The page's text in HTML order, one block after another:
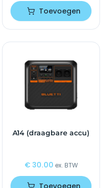
Toevoegen
A14 (draagbare accu)
€ 30.00 ex. BTW
Toevoegen